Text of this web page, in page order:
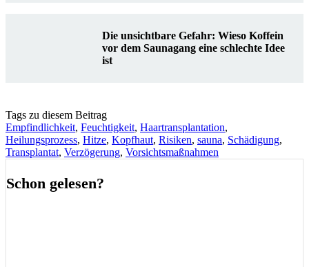
Die unsichtbare Gefahr: Wieso Koffein
vor dem Saunagang eine schlechte Idee
ist
Tags zu diesem Beitrag
Empfindlichkeit, Feuchtigkeit, Haartransplantation,
Heilungsprozess, Hitze, Kopfhaut, Risiken, sauna, Schädigung,
Transplantat, Verzögerung, Vorsichtsmaßnahmen
Schon gelesen?